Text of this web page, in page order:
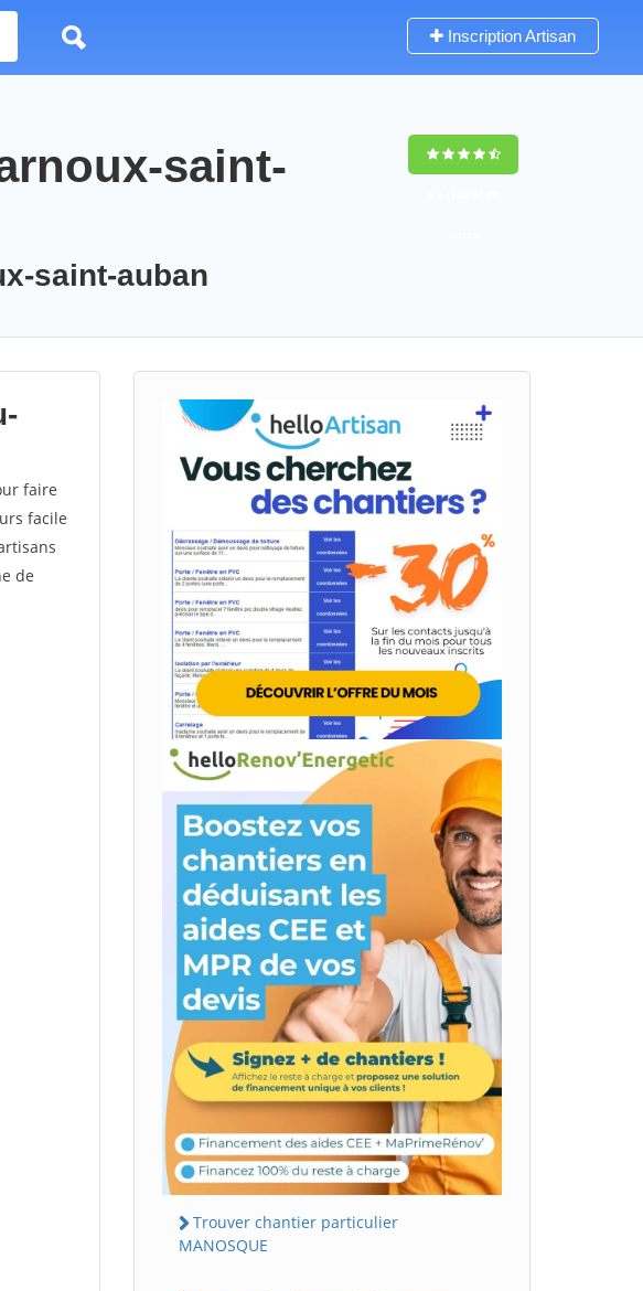
Inscription Artisan
saint-
saint-auban
faire
facile
de
Trouver chantier particulier
MANOSQUE